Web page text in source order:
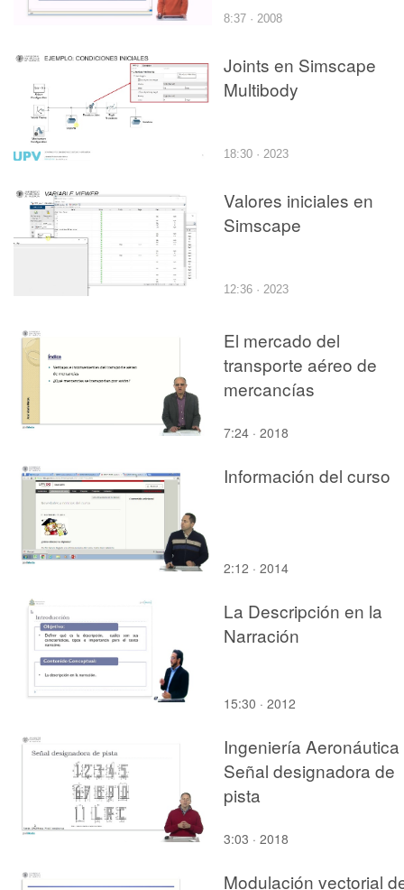
Visual Studio)
8:37 · 2008
Joints en Simscape
Multibody
18:30 · 2023
Valores iniciales en
Simscape
12:36 · 2023
El mercado del
transporte aéreo de
mercancías
7:24 · 2018
Información del curso
2:12 · 2014
La Descripción en la
Narración
15:30 · 2012
Ingeniería Aeronáutica
Señal designadora de
pista
3:03 · 2018
Modulación vectorial